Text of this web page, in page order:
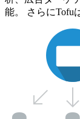
能。 さらにTofu